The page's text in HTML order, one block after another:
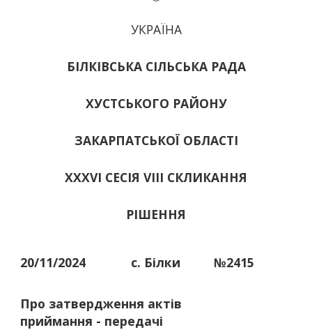
УКРАЇНА
БІЛКІВСЬКА СІЛЬСЬКА РАДА
ХУСТСЬКОГО РАЙОНУ
ЗАКАРПАТСЬКОЇ ОБЛАСТІ
ХХХVІ СЕСІЯ VIII СКЛИКАННЯ
РІШЕННЯ
20/11/2024 с. Білки №2415
Про затвердження актів
приймання - передачі